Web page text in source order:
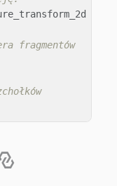
fragmentów